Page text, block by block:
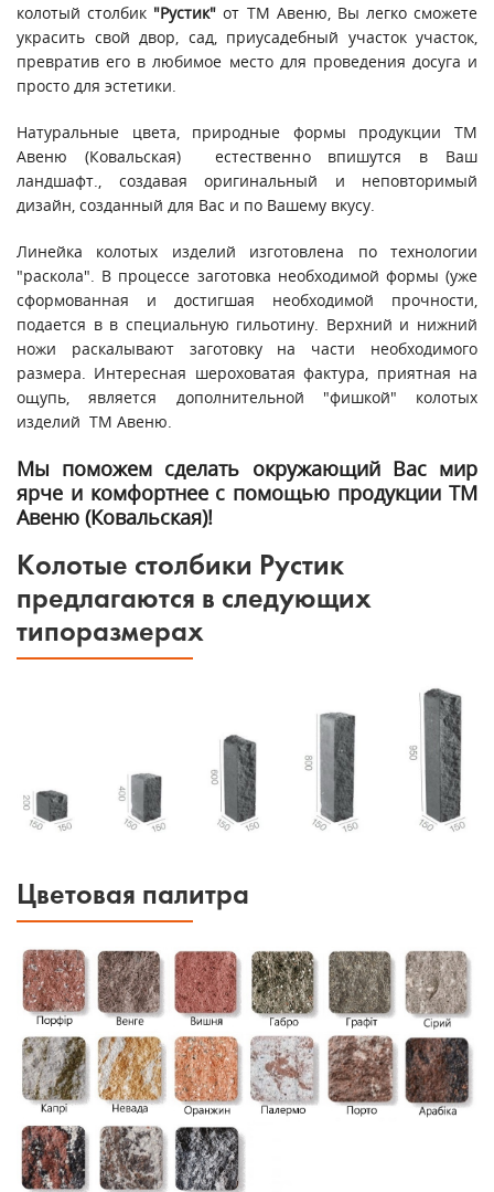
колотый столбик "Рустик"от ТМ Авеню, Вы легко сможете
украсить свой двор, сад, приусадебный участок участок,
превратив его в любимое место для проведения досуга и
просто для эстетики.
Натуральные цвета, природные формы продукции ТМ
Авеню (Ковальская) естественно впишутся в Ваш
ландшафт., создавая оригинальный и неповторимый
дизайн, созданный для Вас и по Вашему вкусу.
Линейка колотых изделий изготовлена по технологии
"раскола". В процессе заготовка необходимой формы (уже
сформованная и достигшая необходимой прочности,
подается в в специальную гильотину. Верхний и нижний
ножи раскалывают заготовку на части необходимого
размера. Интересная шероховатая фактура, приятная на
ощупь, является дополнительной "фишкой" колотых
изделий ТМ Авеню.
Мы поможем сделать окружающий Вас мир
ярче и комфортнее с помощью продукции ТМ
Авеню (Ковальская)!
Колотые столбики Рустик
предлагаются в следующих
типоразмерах
Цветовая палитра